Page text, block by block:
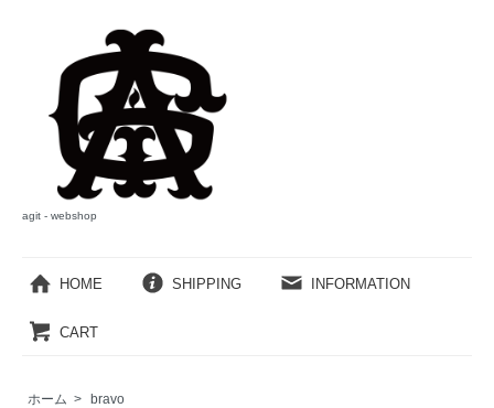
agit - webshop
HOME SHIPPING INFORMATION
CART
ホーム >
bravo